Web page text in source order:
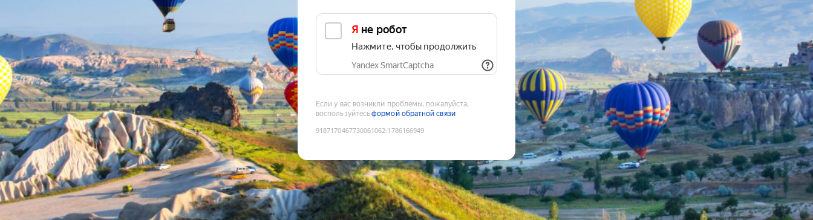
Я не робот
Нажмите, чтобы продолжить
Yandex SmartCaptcha
Если у вас возникли проблемы, пожалуйста,
воспользуйтесьформой обратной связи
9187170467730061062:1786166949